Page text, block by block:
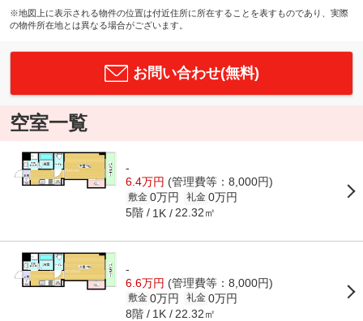
※地図上に表示される物件の位置は付近住所に所在することを表すものであり、実際
の物件所在地とは異なる場合がございます。
お問い合わせ(無料)
空室一覧
-
6.4万円 (管理費等：8,000円)
敷金 0万円 礼金 0万円
5階 1K 22.32㎡
-
6.6万円 (管理費等：8,000円)
敷金 0万円 礼金 0万円
8階 1K 22.32㎡